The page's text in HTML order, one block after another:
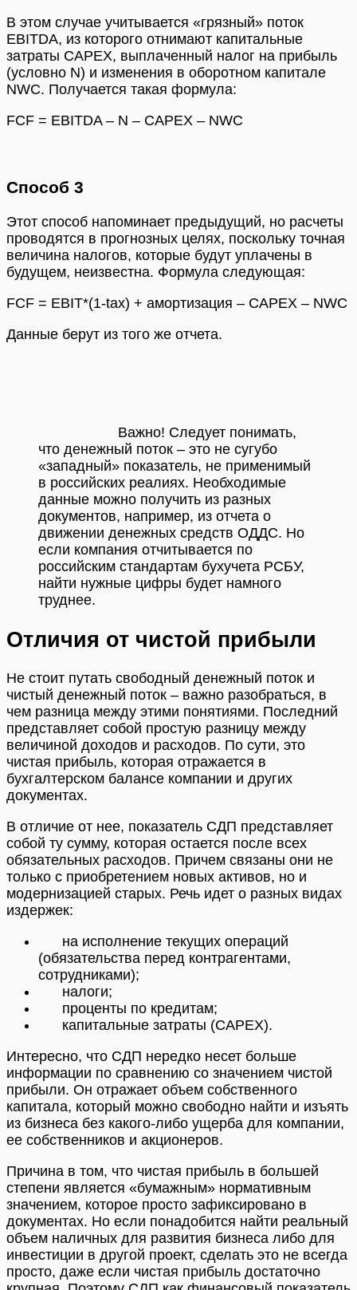
В этом случае учитывается «грязный» поток
EBITDA, из которого отнимают капитальные
затраты CAPEX, выплаченный налог на прибыль
(условно N) и изменения в оборотном капитале
NWC. Получается такая формула:
FCF = EBITDA – N – CAPEX – NWC
Способ 3
Этот способ напоминает предыдущий, но расчеты
проводятся в прогнозных целях, поскольку точная
величина налогов, которые будут уплачены в
будущем, неизвестна. Формула следующая:
FCF = EBIT*(1-tax) + амортизация – CAPEX – NWC
Данные берут из того же отчета.
Важно! Следует понимать,
что денежный поток – это не сугубо
«западный» показатель, не применимый
в российских реалиях. Необходимые
данные можно получить из разных
документов, например, из отчета о
движении денежных средств ОДДС. Но
если компания отчитывается по
российским стандартам бухучета РСБУ,
найти нужные цифры будет намного
труднее.
Отличия от чистой прибыли
Не стоит путать свободный денежный поток и
чистый денежный поток – важно разобраться, в
чем разница между этими понятиями. Последний
представляет собой простую разницу между
величиной доходов и расходов. По сути, это
чистая прибыль, которая отражается в
бухгалтерском балансе компании и других
документах.
В отличие от нее, показатель СДП представляет
собой ту сумму, которая остается после всех
обязательных расходов. Причем связаны они не
только с приобретением новых активов, но и
модернизацией старых. Речь идет о разных видах
издержек:
на исполнение текущих операций
(обязательства перед контрагентами,
сотрудниками);
налоги;
проценты по кредитам;
капитальные затраты (CAPEX).
Интересно, что СДП нередко несет больше
информации по сравнению со значением чистой
прибыли. Он отражает объем собственного
капитала, который можно свободно найти и изъять
из бизнеса без какого-либо ущерба для компании,
ее собственников и акционеров.
Причина в том, что чистая прибыль в большей
степени является «бумажным» нормативным
значением, которое просто зафиксировано в
документах. Но если понадобится найти реальный
объем наличных для развития бизнеса либо для
инвестиции в другой проект, сделать это не всегда
просто, даже если чистая прибыль достаточно